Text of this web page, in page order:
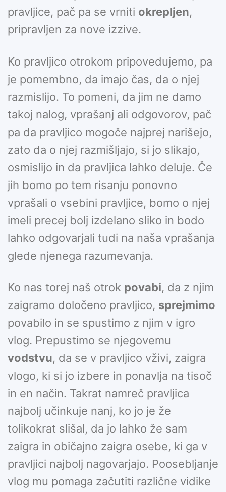
pravljice, pač pa se vrniti okrepljen,
pripravljen za nove izzive.
Ko pravljico otrokom pripovedujemo, pa
je pomembno, da imajo čas, da o njej
razmislijo. To pomeni, da jim ne damo
takoj nalog, vprašanj ali odgovorov, pač
pa da pravljico mogoče najprej narišejo,
zato da o njej razmišljajo, si jo slikajo,
osmislijo in da pravljica lahko deluje. Če
jih bomo po tem risanju ponovno
vprašali o vsebini pravljice, bomo o njej
imeli precej bolj izdelano sliko in bodo
lahko odgovarjali tudi na naša vprašanja
glede njenega razumevanja.
Ko nas torej naš otrok povabi, da z njim
zaigramo določeno pravljico, sprejmimo
povabilo in se spustimo z njim v igro
vlog. Prepustimo se njegovemu
vodstvu, da se v pravljico vživi, zaigra
vlogo, ki si jo izbere in ponavlja na tisoč
in en način. Takrat namreč pravljica
najbolj učinkuje nanj, ko jo je že
tolikokrat slišal, da jo lahko že sam
zaigra in običajno zaigra osebe, ki ga v
pravljici najbolj nagovarjajo. Poosebljanje
vlog mu pomaga začutiti različne vidike